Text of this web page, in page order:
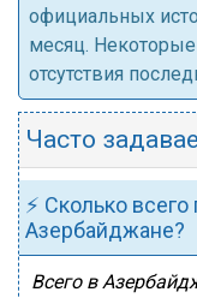
официальных
месяц. Некоторые
отсутствия
Часто
⚡ Сколько
Азербайджане?
Всего в